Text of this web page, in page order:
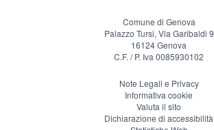
Comune di Genova
Palazzo Tursi, Via Garibaldi 9
16124 Genova
C.F. / P. Iva 0085930102
Note Legali e Privacy
Informativa cookie
Valuta il sito
Dichiarazione di accessibilità